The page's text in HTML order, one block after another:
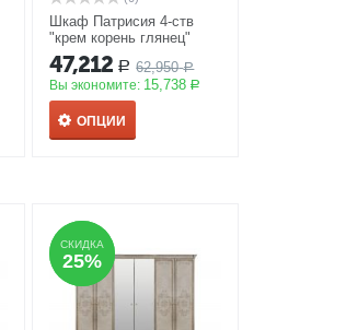
Шкаф Патрисия 4-ств
"крем корень глянец"
АКЦИЯ
47,212 Р 62,950 Р
Вы экономите: 15,738 Р
ОПЦИИ
СКИДКА
25%
СКИДКА
25%